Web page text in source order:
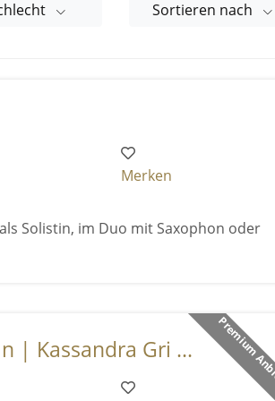
Sortieren nach
Merken
Solistin, im Duo mit Saxophon oder
Premium
| Kassandra Gri ...